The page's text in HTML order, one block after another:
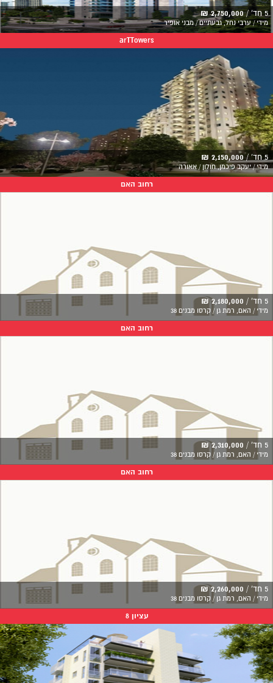
5 חד' / 2,750,000 ₪
מידי / ערבי נחל, גבעתיים / מבני אופיר
arTTowers
5 חד' / 2,150,000 ₪
מידי / יעקב פיכמן, חולון / אאורה
רחוב האם
5 חד' / 2,180,000 ₪
מידי / האם, רמת גן / קרסו מבנים 38
רחוב האם
5 חד' / 2,310,000 ₪
מידי / האם, רמת גן / קרסו מבנים 38
רחוב האם
5 חד' / 2,260,000 ₪
מידי / האם, רמת גן / קרסו מבנים 38
עציון 8